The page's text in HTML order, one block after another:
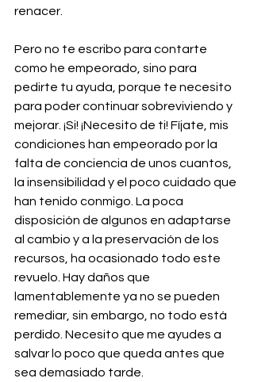
renacer.
Pero no te escribo para contarte
como he empeorado, sino para
pedirte tu ayuda, porque te necesito
para poder continuar sobreviviendo y
mejorar. ¡Si! ¡Necesito de ti! Fíjate, mis
condiciones han empeorado por la
falta de conciencia de unos cuantos,
la insensibilidad y el poco cuidado que
han tenido conmigo. La poca
disposición de algunos en adaptarse
al cambio y a la preservación de los
recursos, ha ocasionado todo este
revuelo. Hay daños que
lamentablemente ya no se pueden
remediar, sin embargo, no todo está
perdido. Necesito que me ayudes a
salvar lo poco que queda antes que
sea demasiado tarde.